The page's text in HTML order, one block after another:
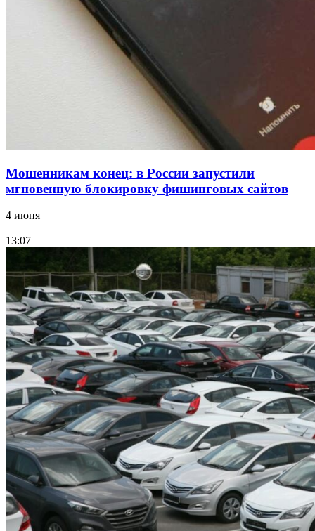
Сладкий праздник в Волгограде: в Центральном
парке прошёл фестиваль „Арбузный переполох“
Мошенникам конец: в России запустили
мгновенную блокировку фишинговых сайтов
4 июня
13:07